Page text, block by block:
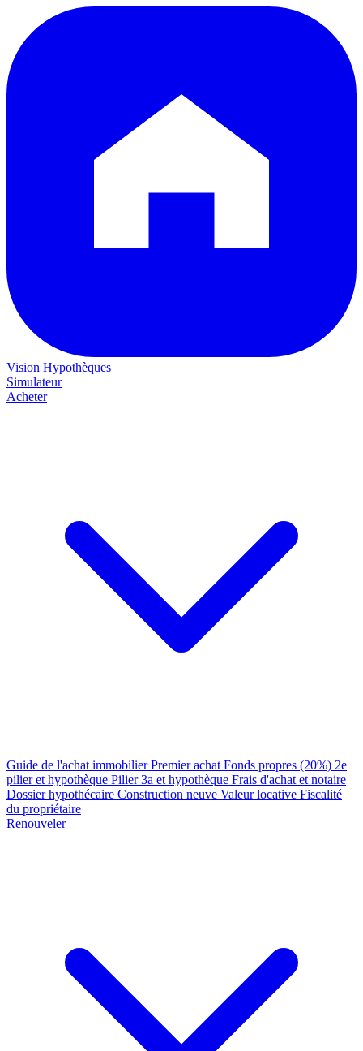
Vision Hypothèques
Simulateur
Acheter
Guide de l'achat immobilierPremier achat Fonds propres (20%) 2e
pilier et hypothèque Pilier 3a et hypothèque Frais d'achat et notaire
Dossier hypothécaire Construction neuve Valeur locative Fiscalité
du propriétaire
Renouveler